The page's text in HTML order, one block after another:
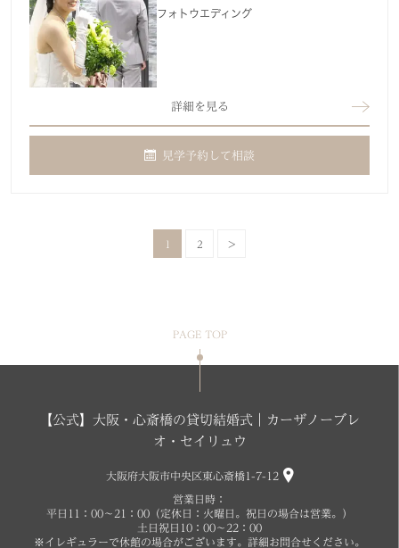
フォトウエディング
詳細を見る
見学予約して相談
1 2 >
PAGE TOP
【公式】大阪・心斎橋の貸切結婚式｜カーザノーブレ
オ・セイリュウ
大阪府大阪市中央区東心斎橋1-7-12
営業日時：
平日11：00～21：00（定休日：火曜日。祝日の場合は営業。）
土日祝日10：00～22：00
※イレギュラーで休館の場合がございます。詳細お問合せください。